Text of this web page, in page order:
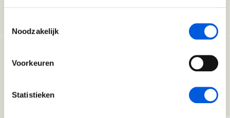
Noodzakelijk
Voorkeuren
Statistieken
Leiden van Veranderingen (BaakBoost)
Leiderschap door Vrouwen
Leiderschap en Reflectie in de Publieke Sector (BaakBoost)
onze deelnemers